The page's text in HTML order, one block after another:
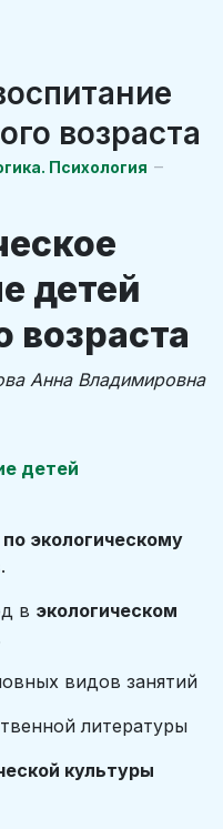
возраста
Психология
детей
возраста
Анна Владимировна
детей
экологическому
.
в экологическом
видов занятий
литературы
культуры